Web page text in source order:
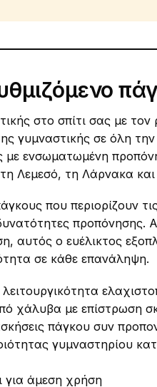
στο σπίτι σας με
γυμναστικής σε όλη
με ενσωματωμένη
Λεμεσό, τη Λάρνακα
που περιορίζουν
προπόνησης.
αυτός ο ευέλικτος
σε κάθε επανάληψη.
λειτουργικότητα
χάλυβα με επίστρωση
πάγκου συν
γυμναστηρίου
για άμεση χρήση